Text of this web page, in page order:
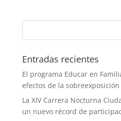
Entradas recientes
El programa Educar en
efectos de la
La XIV Carrera Nocturna
un nuevo récord de